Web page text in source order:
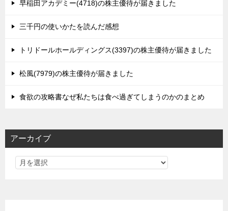
早稲田アカデミー(4718)の株主優待が届きました
三千円の使いかたを読んだ感想
トリドールホールディングス(3397)の株主優待が届きました
松風(7979)の株主優待が届きました
食欲の攻略書なぜ私たちは食べ過ぎてしまうのかのまとめ
アーカイブ